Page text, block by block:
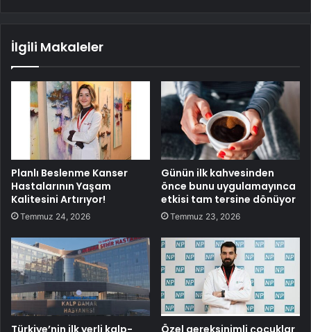
İlgili Makaleler
Planlı Beslenme Kanser
Hastalarının Yaşam
Kalitesini Artırıyor!
Temmuz 24, 2026
Günün ilk kahvesinden
önce bunu uygulamayınca
etkisi tam tersine dönüyor
Temmuz 23, 2026
Türkiye’nin ilk yerli kalp- Özel gereksinimli çocuklar